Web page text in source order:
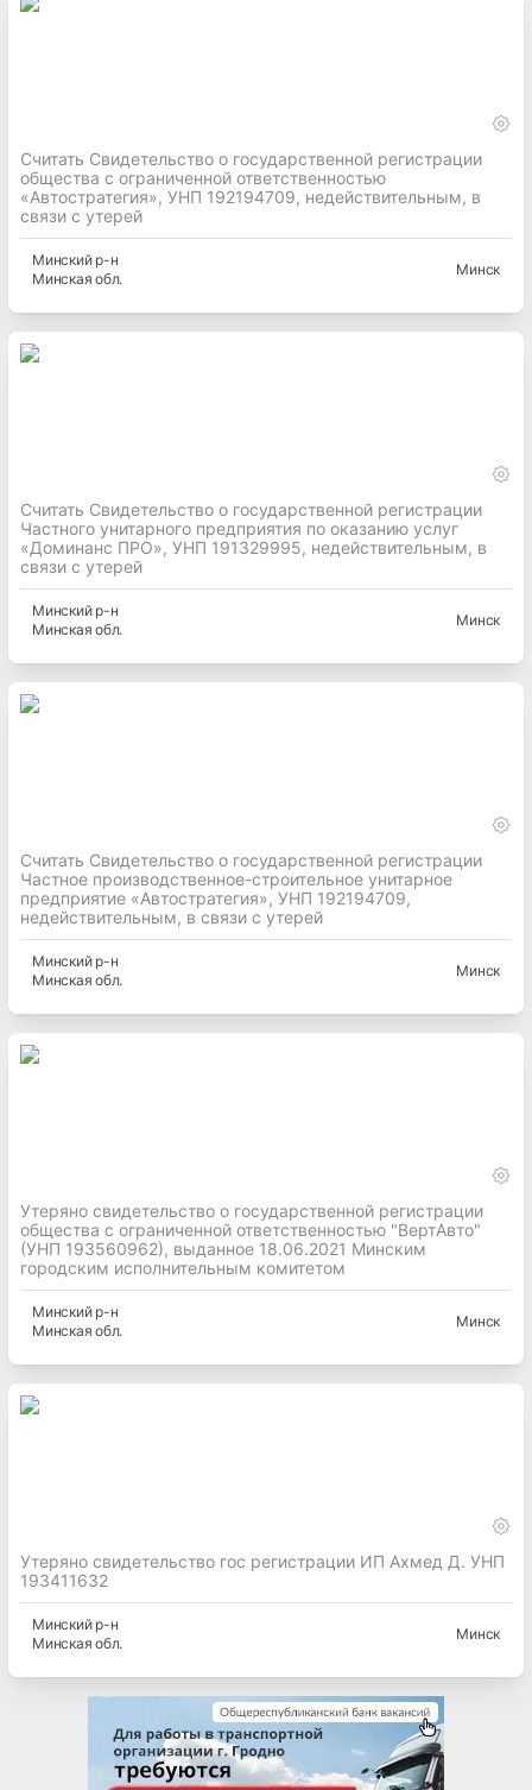
Считать Свидетельство о государственной регистрации
общества с ограниченной ответственностью
«Автостратегия», УНП 192194709, недействительным, в
связи с утерей
Минскийр-н
Минская обл.
Минск
Считать Свидетельство о государственной регистрации
Частного унитарного предприятия по оказанию услуг
«Доминанс ПРО», УНП 191329995, недействительным, в
связи с утерей
Минскийр-н
Минская обл.
Минск
Считать Свидетельство о государственной регистрации
Частное производственное-строительное унитарное
предприятие «Автостратегия», УНП 192194709,
недействительным, в связи с утерей
Минскийр-н
Минская обл.
Минск
Утеряно свидетельство о государственной регистрации
общества с ограниченной ответственностью "ВертАвто"
(УНП 193560962), выданное 18.06.2021 Минским
городским исполнительным комитетом
Минскийр-н
Минская обл.
Минск
Утеряно свидетельство гос регистрации ИП Ахмед Д. УНП
193411632
Минскийр-н
Минская обл.
Минск